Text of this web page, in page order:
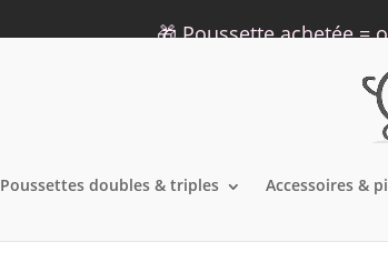
🎁 Poussette achetée =
Poussettes doubles & triples Accessoires &